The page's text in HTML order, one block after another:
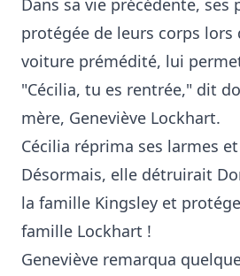
Dans sa vie précédente, ses
protégée de leurs corps lors
voiture prémédité, lui
"Cécilia, tu es rentrée," dit
mère, Geneviève Lockhart.
Cécilia réprima ses larmes
Désormais, elle détruirait
la famille Kingsley et
famille Lockhart !
Geneviève remarqua